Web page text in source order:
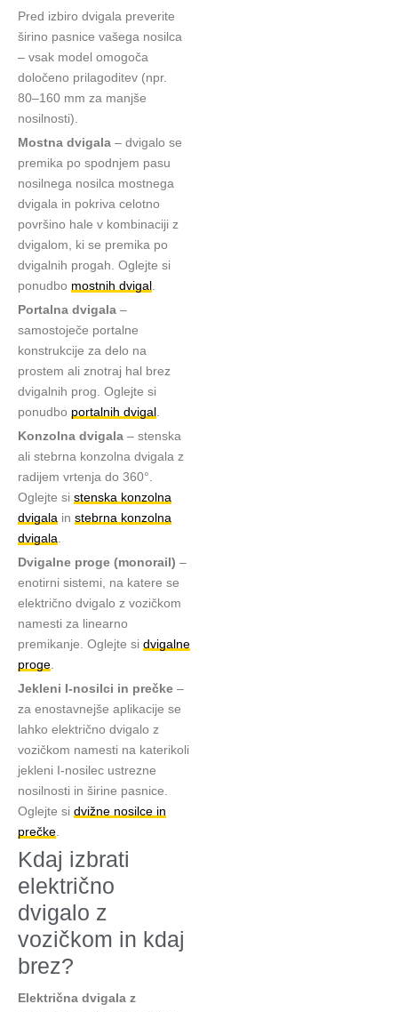
Pred izbiro dvigala preverite
širino pasnice vašega nosilca
– vsak model omogoča
določeno prilagoditev (npr.
80–160 mm za manjše
nosilnosti).
Mostna dvigala – dvigalo se
premika po spodnjem pasu
nosilnega nosilca mostnega
dvigala in pokriva celotno
površino hale v kombinaciji z
dvigalom, ki se premika po
dvigalnih progah. Oglejte si
ponudbo mostnih dvigal.
Portalna dvigala –
samostoječe portalne
konstrukcije za delo na
prostem ali znotraj hal brez
dvigalnih prog. Oglejte si
ponudbo portalnih dvigal.
Konzolna dvigala – stenska
ali stebrna konzolna dvigala z
radijem vrtenja do 360°.
Oglejte si stenska konzolna
dvigala in stebrna konzolna
dvigala.
Dvigalne proge (monorail) –
enotirni sistemi, na katere se
električno dvigalo z vozičkom
namesti za linearno
premikanje. Oglejte si dvigalne
proge.
Jekleni I-nosilci in prečke –
za enostavnejše aplikacije se
lahko električno dvigalo z
vozičkom namesti na katerikoli
jekleni I-nosilec ustrezne
nosilnosti in širine pasnice.
Oglejte si dvižne nosilce in
prečke.
Kdaj izbrati
električno
dvigalo z
vozičkom in kdaj
brez?
Električna dvigala z